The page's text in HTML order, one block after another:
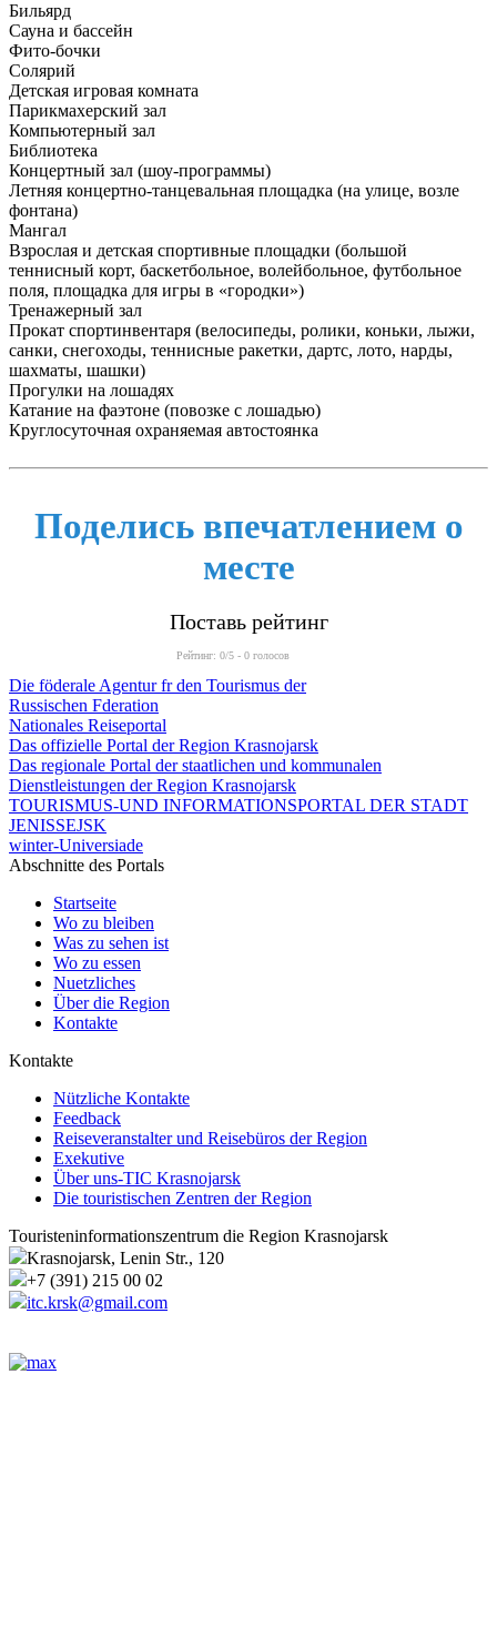
Бильярд
Сауна и бассейн
Фито-бочки
Солярий
Детская игровая комната
Парикмахерский зал
Компьютерный зал
Библиотека
Концертный зал (шоу-программы)
Летняя концертно-танцевальная площадка (на улице, возле
фонтана)
Мангал
Взрослая и детская спортивные площадки (большой
теннисный корт, баскетбольное, волейбольное, футбольное
поля, площадка для игры в «городки»)
Тренажерный зал
Прокат спортинвентаря (велосипеды, ролики, коньки, лыжи,
санки, снегоходы, теннисные ракетки, дартс, лото, нарды,
шахматы, шашки)
Прогулки на лошадях
Катание на фаэтоне (повозке с лошадью)
Круглосуточная охраняемая автостоянка
Поделись впечатлением о
месте
Поставь рейтинг
Рейтинг: 0/5 - 0 голосов
Die föderale Agentur fr den Tourismus der
Russischen Fderation
Nationales Reiseportal
Das offizielle Portal der Region Krasnojarsk
Das regionale Portal der staatlichen und kommunalen
Dienstleistungen der Region Krasnojarsk
TOURISMUS-UND INFORMATIONSPORTAL DER STADT
JENISSEJSK
winter-Universiade
Abschnitte des Portals
Startseite
Wo zu bleiben
Was zu sehen ist
Wo zu essen
Nuetzliches
Über die Region
Kontakte
Kontakte
Nützliche Kontakte
Feedback
Reiseveranstalter und Reisebüros der Region
Exekutive
Über uns-TIC Krasnojarsk
Die touristischen Zentren der Region
Touristeninformationszentrum die Region Krasnojarsk
Krasnojarsk, Lenin Str., 120
+7 (391) 215 00 02
itc.krsk@gmail.com